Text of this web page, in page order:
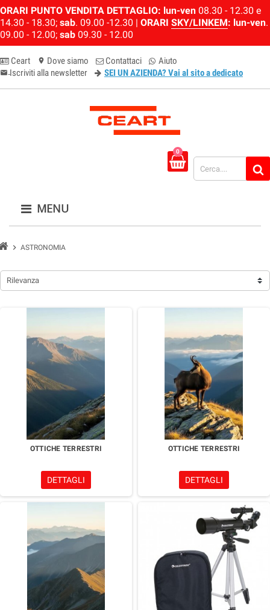
ORARI PUNTO VENDITA DETTAGLIO: lun-ven 08.30 - 12.30 e
14.30 - 18.30; sab. 09.00 -12.30 | ORARI SKY/LINKEM: lun-ven.
09.00 - 12.00; sab 09.30 - 12.00
Ceart location_on Dove siamo Contattaci Aiuto
email-newsletter
Iscriviti alla newsletter SEI UN AZIENDA? Vai al sito a dedicato
0
MENU
chevron_right ASTRONOMIA
Rilevanza
OTTICHE TERRESTRI
DETTAGLI
OTTICHE TERRESTRI
DETTAGLI